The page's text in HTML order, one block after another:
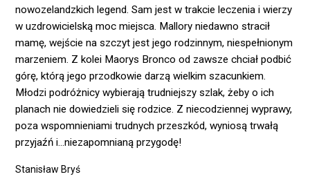
nowozelandzkich legend. Sam jest w trakcie leczenia i wierzy
w uzdrowicielską moc miejsca. Mallory niedawno stracił
mamę, wejście na szczyt jest jego rodzinnym, niespełnionym
marzeniem. Z kolei Maorys Bronco od zawsze chciał podbić
górę, którą jego przodkowie darzą wielkim szacunkiem.
Młodzi podróżnicy wybierają trudniejszy szlak, żeby o ich
planach nie dowiedzieli się rodzice. Z niecodziennej wyprawy,
poza wspomnieniami trudnych przeszkód, wyniosą trwałą
przyjaźń i…niezapomnianą przygodę!
Stanisław Bryś